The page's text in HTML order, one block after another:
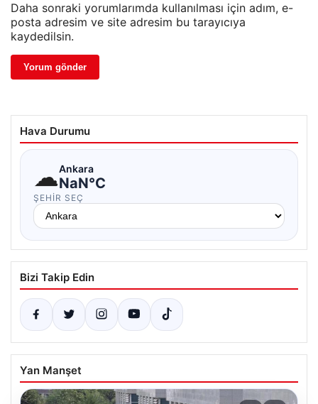
Daha sonraki yorumlarımda kullanılması için adım, e-
posta adresim ve site adresim bu tarayıcıya
kaydedilsin.
Hava Durumu
☁Ankara
NaN°C
ŞEHIR SEÇ
Bizi Takip Edin
Yan Manşet